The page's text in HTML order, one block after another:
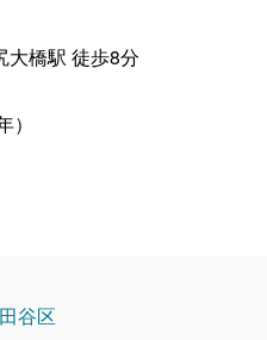
大橋駅 徒歩8分
谷区